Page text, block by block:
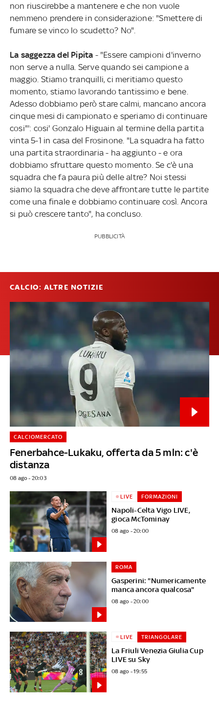
non riuscirebbe a mantenere e che non vuole
nemmeno prendere in considerazione: "Smettere di
fumare se vinco lo scudetto? No".
La saggezza del Pipita - "Essere campioni d'inverno
non serve a nulla. Serve quando sei campione a
maggio. Stiamo tranquilli, ci meritiamo questo
momento, stiamo lavorando tantissimo e bene.
Adesso dobbiamo però stare calmi, mancano ancora
cinque mesi di campionato e speriamo di continuare
cosi"': cosi' Gonzalo Higuain al termine della partita
vinta 5-1 in casa del Frosinone. "La squadra ha fatto
una partita straordinaria - ha aggiunto - e ora
dobbiamo sfruttare questo momento. Se c'è una
squadra che fa paura più delle altre? Noi stessi
siamo la squadra che deve affrontare tutte le partite
come una finale e dobbiamo continuare così. Ancora
si può crescere tanto", ha concluso.
PUBBLICITÀ
CALCIO: ALTRE NOTIZIE
Fenerbahce-Lukaku, offerta da 5 mln: c'è
distanza
CALCIOMERCATO
08 ago - 20:03
Napoli-Celta Vigo LIVE,
gioca McTominay
LIVE FORMAZIONI
08 ago - 20:00
Gasperini: "Numericamente
manca ancora qualcosa"
ROMA
08 ago - 20:00
La Friuli Venezia Giulia Cup
LIVE su Sky
LIVE TRIANGOLARE
08 ago - 19:55